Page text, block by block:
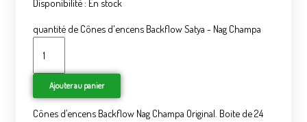
quantité de Cônes d'encens Backflow Satya - Nag Champa
Ajouter au panier
Cônes d’encens Backflow Nag Champa Original. Boite de 24